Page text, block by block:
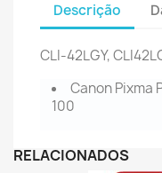
Descrição
CLI-42LGY,
Canon Pixma
100
RELACIONADOS